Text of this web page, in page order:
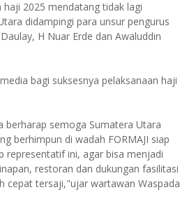
2025 mendatang tidak lagi
didampingi para unsur pengurus
H Nuar Erde dan Awaluddin
bagi suksesnya pelaksanaan haji
berharap semoga Sumatera Utara
berhimpun di wadah FORMAJI siap
representatif ini, agar bisa menjadi
restoran dan dukungan fasilitasi
cepat tersaji,"ujar wartawan Waspada